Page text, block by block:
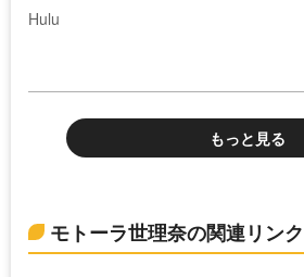
Hulu
もっと見る
モトーラ世理奈の関連リンク